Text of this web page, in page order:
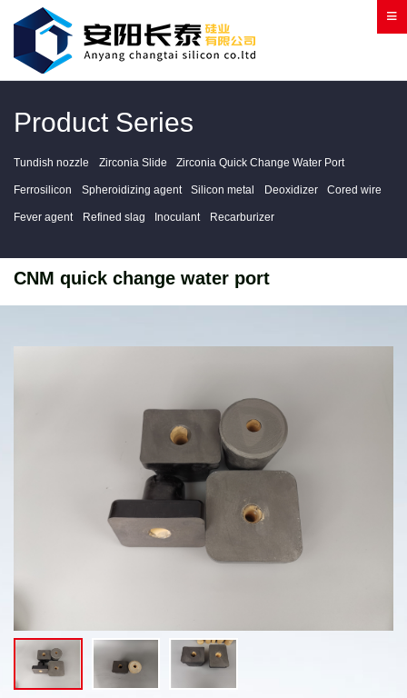
Product Series
Tundish nozzle Zirconia Slide Zirconia Quick Change Water Port
Ferrosilicon Spheroidizing agent Silicon metal Deoxidizer Cored wire
Fever agent Refined slag Inoculant Recarburizer
CNM quick change water port